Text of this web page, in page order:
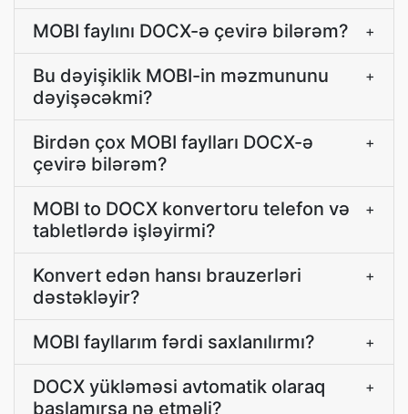
MOBI faylını DOCX-ə çevirə bilərəm? +
Bu dəyişiklik MOBI-in məzmununu
dəyişəcəkmi?
+
Birdən çox MOBI faylları DOCX-ə
çevirə bilərəm?
+
MOBI to DOCX konvertoru telefon və
tabletlərdə işləyirmi?
+
Konvert edən hansı brauzerləri
dəstəkləyir?
+
MOBI fayllarım fərdi saxlanılırmı? +
DOCX yükləməsi avtomatik olaraq
başlamırsa nə etməli?
+